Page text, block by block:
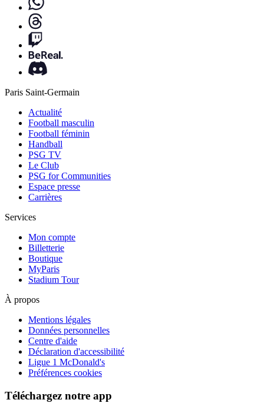
Paris Saint-Germain
Actualité
Football masculin
Football féminin
Handball
PSG TV
Le Club
PSG for Communities
Espace presse
Carrières
Services
Mon compte
Billetterie
Boutique
MyParis
Stadium Tour
À propos
Mentions légales
Données personnelles
Centre d'aide
Déclaration d'accessibilité
Ligue 1 McDonald's
Préférences cookies
Téléchargez notre app